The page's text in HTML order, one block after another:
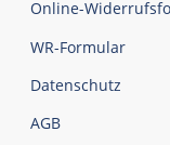
Online-
WR-Formular
Datenschutz
AGB